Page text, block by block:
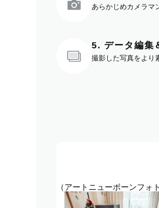
あらかじめカメラマ
5. データ編集
撮影した写真をより
（アートニューボーンフォト